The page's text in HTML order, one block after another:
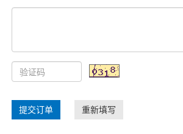
提交订单 重新填写